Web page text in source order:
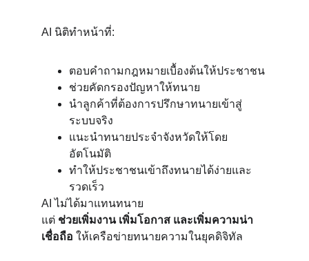
AI นิติทำหน้าที่:
ตอบคำถามกฎหมายเบื้องต้นให้ประชาชน
ช่วยคัดกรองปัญหาให้ทนาย
นำลูกค้าที่ต้องการปรึกษาทนายเข้าสู่
ระบบจริง
แนะนำทนายประจำจังหวัดให้โดย
อัตโนมัติ
ทำให้ประชาชนเข้าถึงทนายได้ง่ายและ
รวดเร็ว
AI ไม่ได้มาแทนทนาย
แต่ ช่วยเพิ่มงาน เพิ่มโอกาส และเพิ่มความน่า
เชื่อถือ ให้เครือข่ายทนายความในยุคดิจิทัล